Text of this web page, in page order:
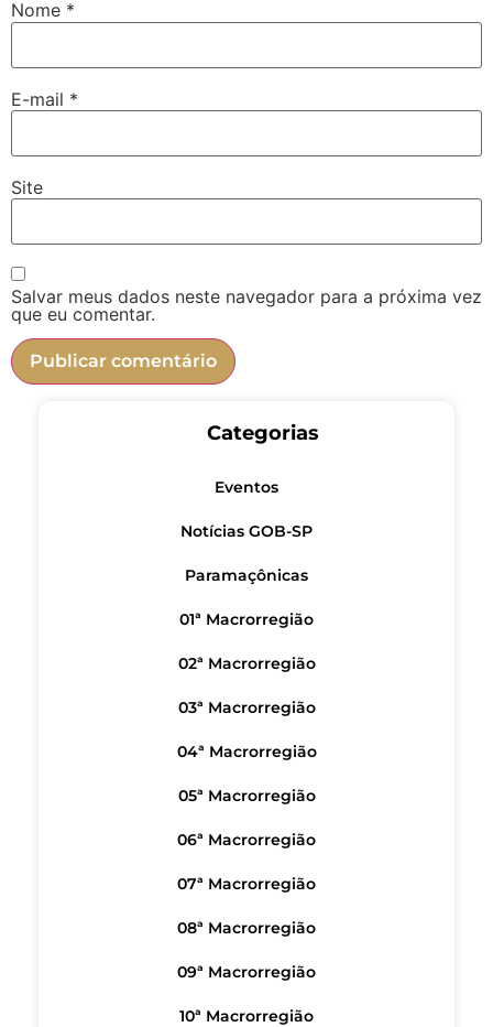
Nome *
E-mail *
Site
Salvar meus dados neste navegador para a próxima vez
que eu comentar.
Categorias
Eventos
Notícias GOB-SP
Paramaçônicas
01ª Macrorregião
02ª Macrorregião
03ª Macrorregião
04ª Macrorregião
05ª Macrorregião
06ª Macrorregião
07ª Macrorregião
08ª Macrorregião
09ª Macrorregião
10ª Macrorregião